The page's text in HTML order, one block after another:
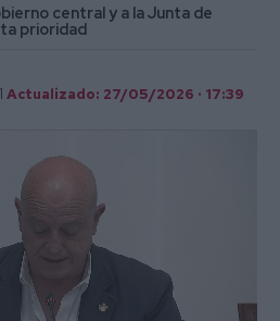
central y a la Junta de
prioridad
Actualizado: 27/05/2026 · 17:39